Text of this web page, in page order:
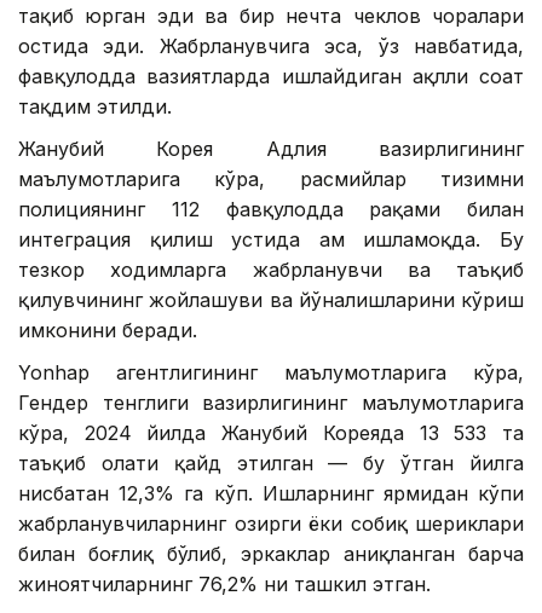
тақиб юрган эди ва бир нечта чеклов чоралари
остида эди. Жабрланувчига эса, ўз навбатида,
фавқулодда вазиятларда ишлайдиган ақлли соат
тақдим этилди.
Жанубий Корея Адлия вазирлигининг
маълумотларига кўра, расмийлар тизимни
полициянинг 112 фавқулодда рақами билан
интеграция қилиш устида ҳам ишламоқда. Бу
тезкор ходимларга жабрланувчи ва таъқиб
қилувчининг жойлашуви ва йўналишларини кўриш
имконини беради.
Yonhap агентлигининг маълумотларига кўра,
Гендер тенглиги вазирлигининг маълумотларига
кўра, 2024 йилда Жанубий Кореяда 13 533 та
таъқиб ҳолати қайд этилган — бу ўтган йилга
нисбатан 12,3% га кўп. Ишларнинг ярмидан кўпи
жабрланувчиларнинг ҳозирги ёки собиқ шериклари
билан боғлиқ бўлиб, эркаклар аниқланган барча
жиноятчиларнинг 76,2% ни ташкил этган.